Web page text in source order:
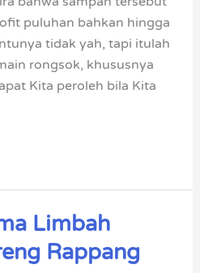
puluhan bahkan hingga
tidak yah, tapi itulah
rongsok, khususnya
Kita peroleh bila Kita
Limbah
Rappang